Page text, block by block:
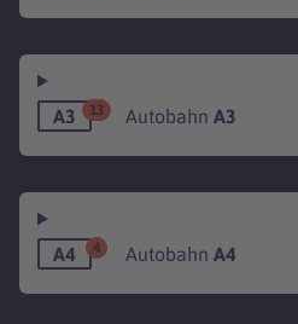
A3 13 Autobahn A3
A4 4 Autobahn A4